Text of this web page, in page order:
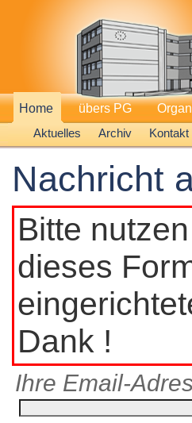
Home
Aktuelles
Archiv Kontakt
übers PG
Nachricht
Bitte
dieses
Dank !
Ihre Email-